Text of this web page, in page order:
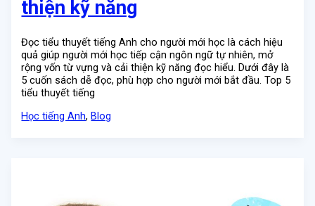
thiện kỹ năng
Đọc tiểu thuyết tiếng Anh cho người mới học là cách hiệu
quả giúp người mới học tiếp cận ngôn ngữ tự nhiên, mở
rộng vốn từ vựng và cải thiện kỹ năng đọc hiểu. Dưới đây là
5 cuốn sách dễ đọc, phù hợp cho người mới bắt đầu. Top 5
tiểu thuyết tiếng
Học tiếng Anh,Blog